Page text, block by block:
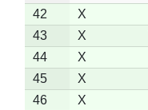
42
X
43
X
44
X
45
X
46
X